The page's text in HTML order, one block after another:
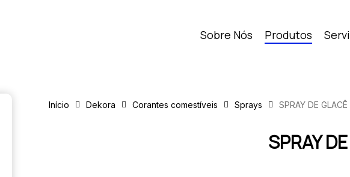
Sobre Nós Produtos
Início Dekora Corantes comestíveis Sprays SPRAY DE
SPRAY